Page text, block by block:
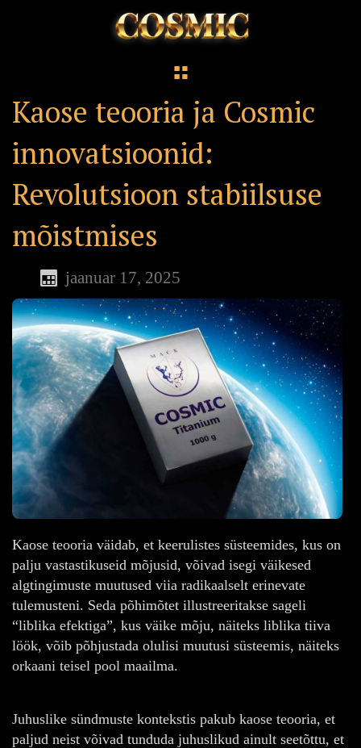
Kaose teooria ja Cosmic
innovatsioonid:
Revolutsioon stabiilsuse
mõistmises
jaanuar 17, 2025
Kaose teooria väidab, et keerulistes süsteemides, kus on
palju vastastikuseid mõjusid, võivad isegi väikesed
algtingimuste muutused viia radikaalselt erinevate
tulemusteni. Seda põhimõtet illustreeritakse sageli
“liblika efektiga”, kus väike mõju, näiteks liblika tiiva
löök, võib põhjustada olulisi muutusi süsteemis, näiteks
orkaani teisel pool maailma.
Juhuslike sündmuste kontekstis pakub kaose teooria, et
paljud neist võivad tunduda juhuslikud ainult seetõttu, et